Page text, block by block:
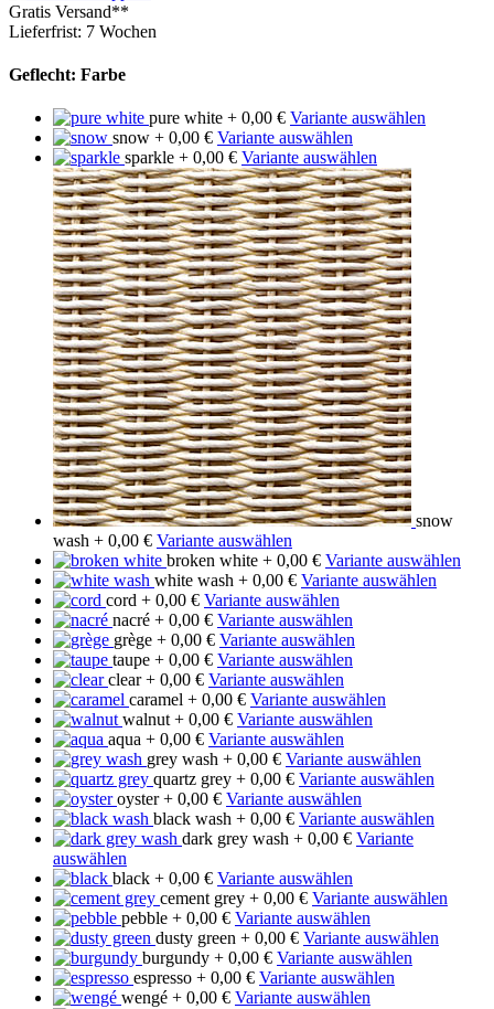
Gratis Versand**
Lieferfrist: 7 Wochen
Geflecht: Farbe
pure white + 0,00 € Variante auswählen
snow + 0,00 € Variante auswählen
sparkle + 0,00 € Variante auswählen
snow
wash + 0,00 € Variante auswählen
broken white + 0,00 € Variante auswählen
white wash + 0,00 € Variante auswählen
cord + 0,00 € Variante auswählen
nacré + 0,00 € Variante auswählen
grège + 0,00 € Variante auswählen
taupe + 0,00 € Variante auswählen
clear + 0,00 € Variante auswählen
caramel + 0,00 € Variante auswählen
walnut + 0,00 € Variante auswählen
aqua + 0,00 € Variante auswählen
grey wash + 0,00 € Variante auswählen
quartz grey + 0,00 € Variante auswählen
oyster + 0,00 € Variante auswählen
black wash + 0,00 € Variante auswählen
dark grey wash + 0,00 € Variante
auswählen
black + 0,00 € Variante auswählen
cement grey + 0,00 € Variante auswählen
pebble + 0,00 € Variante auswählen
dusty green + 0,00 € Variante auswählen
burgundy + 0,00 € Variante auswählen
espresso + 0,00 € Variante auswählen
wengé + 0,00 € Variante auswählen